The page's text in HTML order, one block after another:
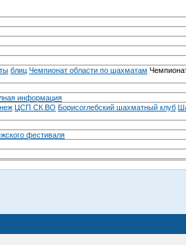
блиц Чемпионат области по шахматам
информация
ЦСП СК ВО Борисоглебский шахматный клуб
фестиваля